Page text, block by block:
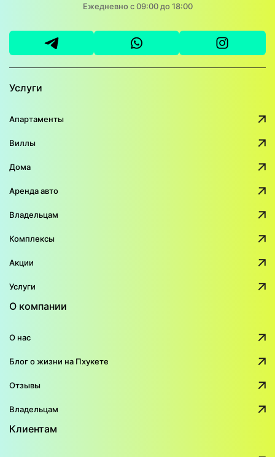
Ежедневно с 09:00 до 18:00
Услуги
Апартаменты
Виллы
Дома
Аренда авто
Владельцам
Комплексы
Акции
Услуги
О компании
О нас
Блог о жизни на Пхукете
Отзывы
Владельцам
Клиентам